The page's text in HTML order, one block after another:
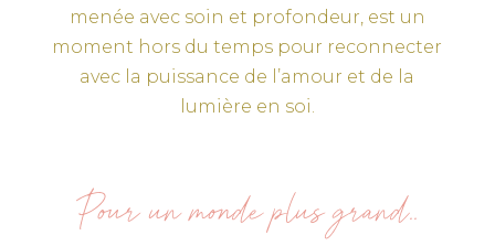
menée avec soin et profondeur, est un
moment hors du temps pour reconnecter
avec la puissance de l’amour et de la
lumière en soi.
Pour un monde plus grand..